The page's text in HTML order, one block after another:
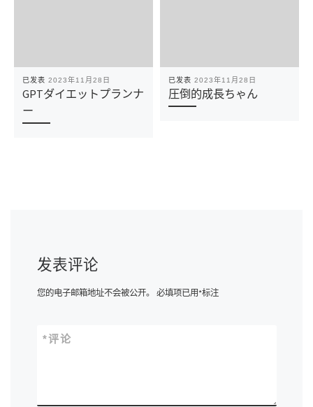
已发表 2023年11月28日
GPTダイエットプランナ
ー
已发表 2023年11月28日
圧倒的成長ちゃん
发表评论
您的电子邮箱地址不会被公开。 必填项已用*标注
评论
*